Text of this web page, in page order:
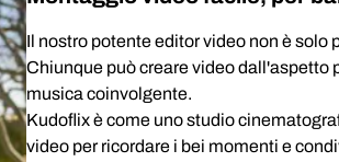
Il nostro potente editor video non è solo
Chiunque può creare video dall'aspetto
musica coinvolgente.
Kudoflix è come uno studio
video per ricordare i bei momenti e